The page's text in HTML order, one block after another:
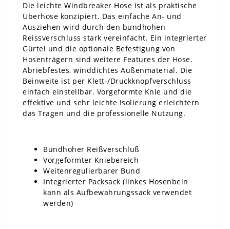
Die leichte Windbreaker Hose ist als praktische
Überhose konzipiert. Das einfache An- und
Ausziehen wird durch den bundhohen
Reissverschluss stark vereinfacht. Ein integrierter
Gürtel und die optionale Befestigung von
Hosenträgern sind weitere Features der Hose.
Abriebfestes, winddichtes Außenmaterial. Die
Beinweite ist per Klett-/Druckknopfverschluss
einfach einstellbar. Vorgeformte Knie und die
effektive und sehr leichte Isolierung erleichtern
das Tragen und die professionelle Nutzung.
Bundhoher Reißverschluß
Vorgeformter Kniebereich
Weitenregulierbarer Bund
Integrierter Packsack (linkes Hosenbein
kann als Aufbewahrungssack verwendet
werden)